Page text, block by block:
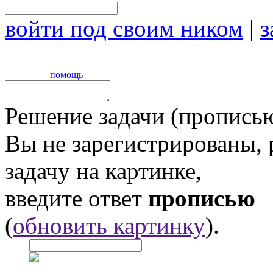
войти под своим ником |
помощь
Решение задачи
Вы не
задачу на картинке,
введите ответ прописью
(обновить картинку).